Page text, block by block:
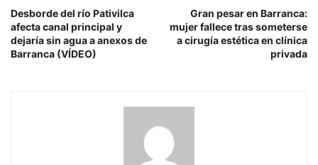
Desborde del río Pativilca
afecta canal principal y
dejaría sin agua a anexos de
Barranca (VÍDEO)
Gran pesar en Barranca:
mujer fallece tras someterse
a cirugía estética en clínica
privada